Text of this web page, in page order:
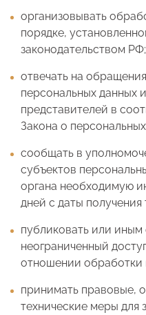
организовывать
порядке,
законодательством РФ;
отвечать на
персональных данных
представителей в
Закона о
сообщать в
субъектов
органа необходимую
дней с даты получения
публиковать или
неограниченный
отношении обработки
принимать правовые,
технические меры для